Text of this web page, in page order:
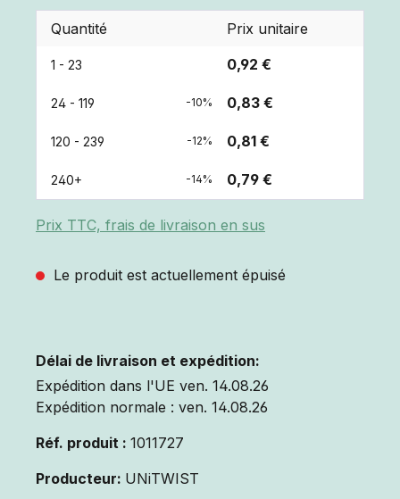
Quantité Prix unitaire
1 - 23 0,92 €
24 - 119 -10% 0,83 €
120 - 239 -12% 0,81 €
240+ -14% 0,79 €
Prix TTC, frais de livraison en sus
Le produit est actuellement épuisé
Délai de livraison et expédition:
Expédition dans l'UE ven. 14.08.26
Expédition normale : ven. 14.08.26
Réf. produit : 1011727
Producteur: UNiTWIST